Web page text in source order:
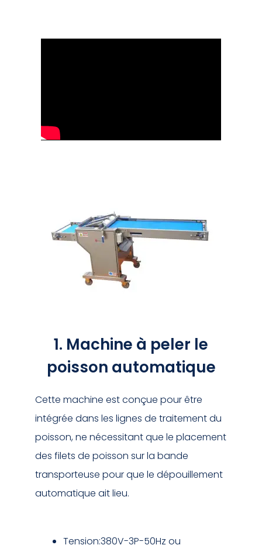
1. Machine à peler le
poisson automatique
Cette machine est conçue pour être
intégrée dans les lignes de traitement du
poisson, ne nécessitant que le placement
des filets de poisson sur la bande
transporteuse pour que le dépouillement
automatique ait lieu.
Tension:380V-3P-50Hz ou